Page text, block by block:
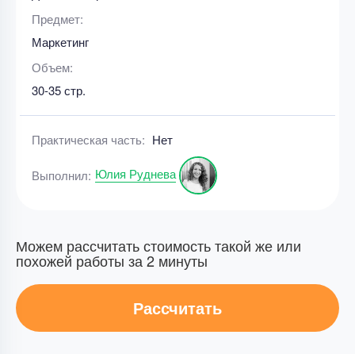
Предмет:
Маркетинг
Объем:
30-35 стр.
Практическая часть: Нет
Выполнил: Юлия Руднева
Можем рассчитать стоимость такой же или
похожей работы за 2 минуты
Рассчитать